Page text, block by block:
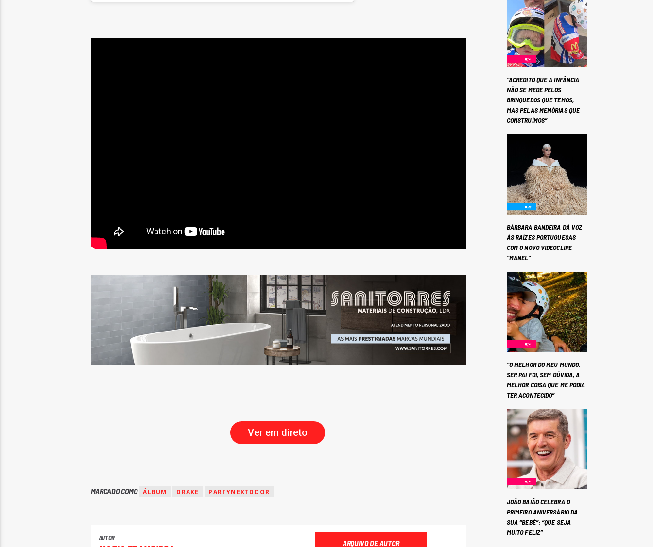
Ver em direto
MARCADO COMO ÁLBUM DRAKE PARTYNEXTDOOR
AUTOR
ARQUIVO DE AUTOR
“ACREDITO QUE A INFÂNCIA
NÃO SE MEDE PELOS
BRINQUEDOS QUE TEMOS,
MAS PELAS MEMÓRIAS QUE
CONSTRUÍMOS”
BÁRBARA BANDEIRA DÁ VOZ
ÀS RAÍZES PORTUGUESAS
COM O NOVO VIDEOCLIPE
“MANEL”
“O MELHOR DO MEU MUNDO.
SER PAI FOI, SEM DÚVIDA, A
MELHOR COISA QUE ME PODIA
TER ACONTECIDO”
JOÃO BAIÃO CELEBRA O
PRIMEIRO ANIVERSÁRIO DA
SUA “BEBÉ”: “QUE SEJA
MUITO FELIZ”